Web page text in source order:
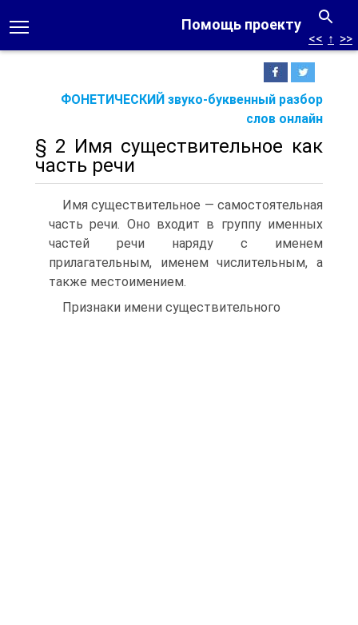
Помощь проекту
ФОНЕТИЧЕСКИЙ звуко-буквенный разбор
слов онлайн
<< ↑ >>
§ 2 Имя существительное как
часть речи
Имя существительное — самостоятельная
часть речи. Оно входит в группу именных
частей речи наряду с именем
прилагательным, именем числительным, а
также местоимением.
Признаки имени существительного